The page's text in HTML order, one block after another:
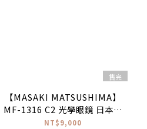
售完
【MASAKI MATSUSHIMA】
MF-1316 C2 光學眼鏡 日本製
鈦金屬
NT$9,000